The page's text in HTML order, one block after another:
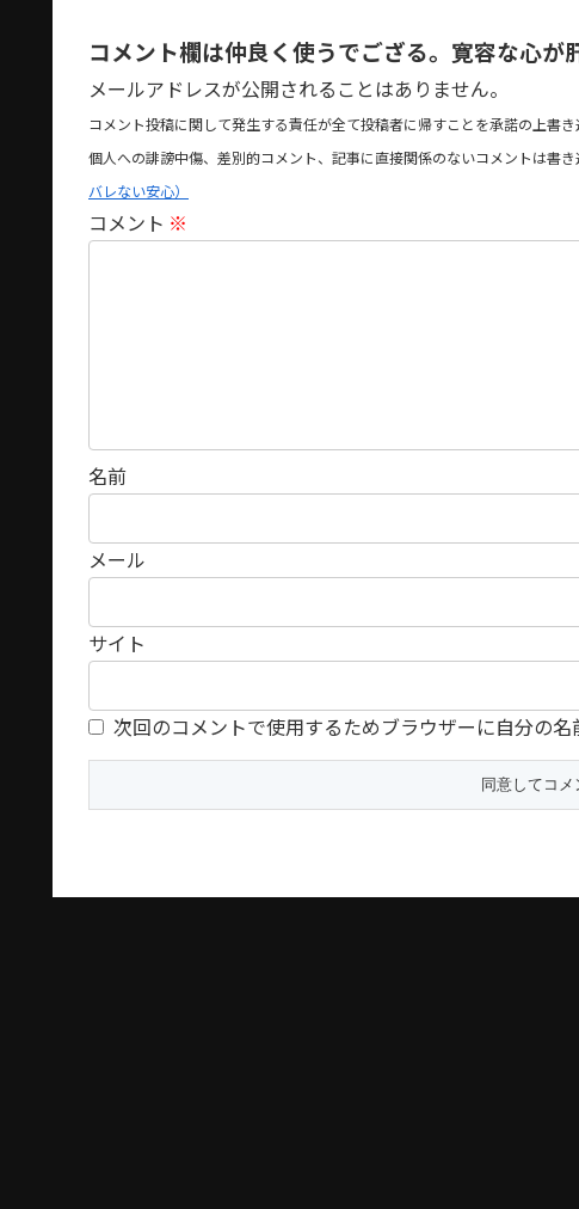
コメント欄は仲良く使うでござる。寛容な心が
メールアドレスが公開されることはありません。
コメント投稿に関して発生する責任が全て投稿者に帰すことを承諾の上書
個人への誹謗中傷、差別的コメント、記事に直接関係のないコメントは書き
バレない安心）
コメント ※
名前
メール
サイト
次回のコメントで使用するためブラウザーに自分の名